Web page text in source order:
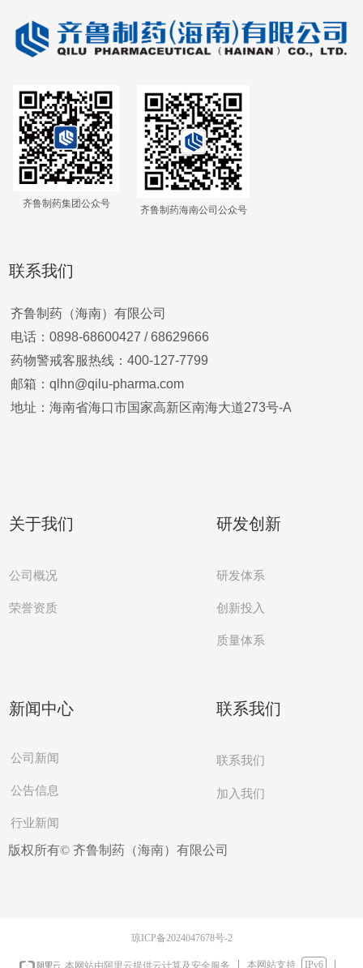
齐鲁制药集团公众号
齐鲁制药海南公司公众号
关于我们
公司概况
荣誉资质
研发创新
研发体系
创新投入
质量体系
新闻中心
公司新闻
公告信息
行业新闻
联系我们
联系我们
加入我们
版权所有© 齐鲁制药（海南）有限公司
联系我们
齐鲁制药（海南）有限公司
电话：0898-68600427 /68629666
药物警戒客服热线：400-127-7799
邮箱：qlhn@qilu-pharma.com
地址：海南省海口市国家高新区南海大道273号-A
琼ICP备2024047678号-2
本网站由阿里云提供云计算及安全服务 本网站支持 IPv6